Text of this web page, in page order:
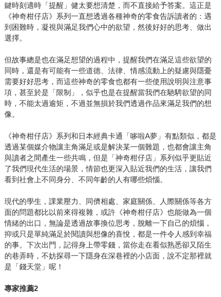
鍵時刻適時「提醒」健太要想清楚，而不直接給予答案。這正是
《神奇柑仔店》系列一直想透過各種神奇的零食告訴讀者的：遇
到困難時，凝視與滿足我們心中的欲望，然後好好的思考、做出
選擇。
但故事總是也在滿足想望的過程中，提醒我們在滿足這些欲望的
同時，還是有可能有一些道德、法律、情感流動上的疑慮與隱憂
需要好好思考，而這些神奇的零食也都有一些使用說明與注意事
項，甚至於是「限制」，似乎也是在提醒當我們在馳騁欲望的同
時，不能太過逾矩，不過並無損於我們透過作品來滿足我們的想
像。
《神奇柑仔店》系列和日本經典卡通「哆啦A夢」有點類似，都是
透過某個媒介物讓主角滿足或是解決某一個難題，也都會讓主角
與讀者之間產生一些共鳴，但是「神奇柑仔店」系列似乎更貼近
了我們現代生活的場景，情節也更深入貼近我們的生活，讓我們
看到社會上不同身分、不同年齡的人有哪些煩惱。
現代的學生，課業壓力、同儕相處、家庭關係、人際關係等各方
面的問題都比以前來得複雜，或許《神奇柑仔店》也能做為一個
情緒的出口，無論是透過故事換位思考，脫離一下自己的煩惱，
抑或只是單純滿足於閱讀與想像的喜悅，都是一件令人感到幸福
的事。下次出門，記得身上帶零錢，當你走在看似熟悉卻又陌生
的巷弄時，不妨探尋一下隱身在深巷裡的小店面，說不定那裡就
是「錢天堂」呢！
專家推薦2